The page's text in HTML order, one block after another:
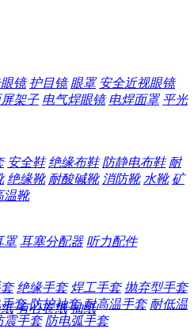
镜 护目镜 眼罩 安全近视眼镜
架子 电气焊眼镜 电焊面罩 平光
安全鞋 绝缘布鞋 防静电布鞋 耐
绝缘靴 耐酸碱靴 消防靴 水靴 矿
温靴
罩 耳塞分配器 听力配件
绝缘手套 焊工手套 抛弃型手套
套 防护袖套 耐高温手套 耐低温
震手套 防电弧手套
有心卷纸 抽纸